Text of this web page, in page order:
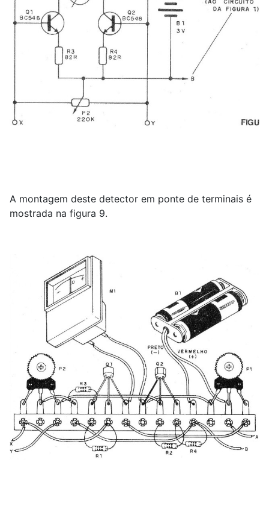
A montagem deste detector em ponte de terminais é
mostrada na figura 9.